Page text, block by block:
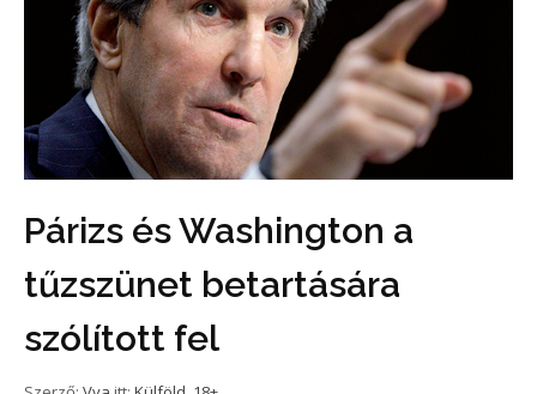
Párizs és Washington a
tűzszünet betartására
szólított fel